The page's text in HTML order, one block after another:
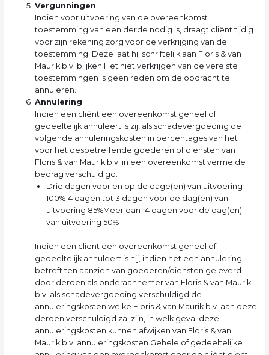
Vergunningen
Indien voor uitvoering van de overeenkomst
toestemming van een derde nodig is, draagt cliënt tijdig
voor zijn rekening zorg voor de verkrijging van de
toestemming. Deze laat hij schriftelijk aan Floris & van
Maurik b.v. blijken.Het niet verkrijgen van de vereiste
toestemmingen is geen reden om de opdracht te
annuleren.
Annulering
Indien een cliënt een overeenkomst geheel of
gedeeltelijk annuleert is zij, als schadevergoeding de
volgende annuleringskosten in percentages van het
voor het desbetreffende goederen of diensten van
Floris & van Maurik b.v. in een overeenkomst vermelde
bedrag verschuldigd.
Drie dagen voor en op de dage(en) van uitvoering
100%14 dagen tot 3 dagen voor de dag(en) van
uitvoering 85%Meer dan 14 dagen voor de dag(en)
van uitvoering 50%
Indien een cliënt een overeenkomst geheel of
gedeeltelijk annuleert is hij, indien het een annulering
betreft ten aanzien van goederen/diensten geleverd
door derden als onderaannemer van Floris & van Maurik
b.v. als schadevergoeding verschuldigd de
annuleringskosten welke Floris & van Maurik b.v. aan deze
derden verschuldigd zal zijn, in welk geval deze
annuleringskosten kunnen afwijken van Floris & van
Maurik b.v. annuleringskosten.Gehele of gedeeltelijke